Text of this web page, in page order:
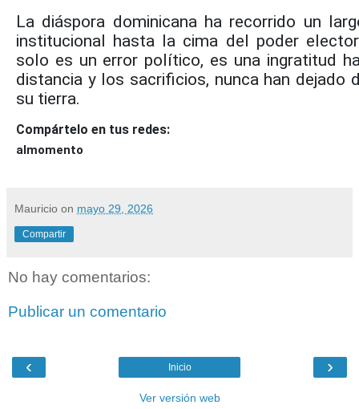
La diáspora dominicana ha recorrido un
institucional hasta la cima del poder
solo es un error político, es una ingratitud
distancia y los sacrificios, nunca han dejado
su tierra.
Compártelo en tus redes:
almomento
Mauricio on mayo 29, 2026
Compartir
No hay comentarios:
Publicar un comentario
‹ ›
Inicio
Ver versión web